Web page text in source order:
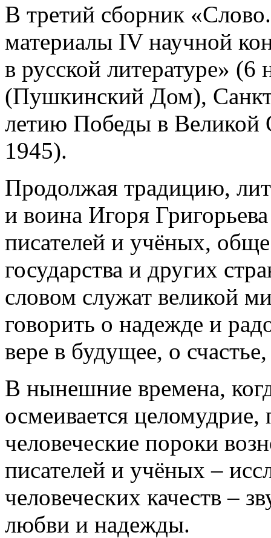
В третий сборник
материалы IV научной
в русской литературе»
(Пушкинский Дом),
летию Победы в Великой
1945).
Продолжая традицию,
и воина Игоря
писателей и учёных,
государства и других
словом служат великой
говорить о надежде и
вере в будущее, о
В нынешние времена,
осмеивается целомудрие,
человеческие пороки
писателей и учёных –
человеческих качеств –
любви и надежды.